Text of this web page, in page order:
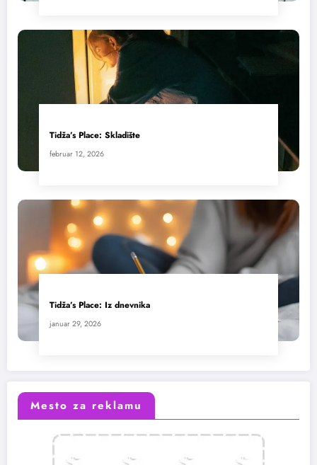
Tidža’s Place: Skladište
februar 12, 2026
Tidža’s Place: Iz dnevnika
januar 29, 2026
Mesto za reklamu